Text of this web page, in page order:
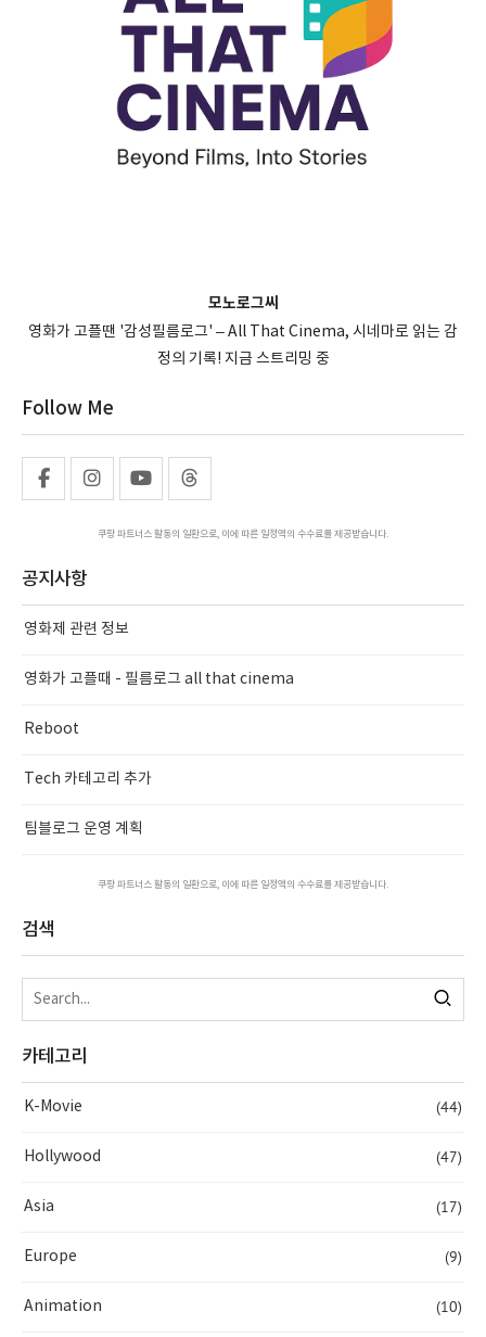
모노로그씨
영화가 고플땐 '감성필름로그' – All That Cinema, 시네마로 읽는 감
정의 기록! 지금 스트리밍 중
Follow Me
쿠팡 파트너스 활동의 일환으로, 이에 따른 일정액의 수수료를 제공받습니다.
공지사항
영화제 관련 정보
영화가 고플때 - 필름로그 all that cinema
Reboot
Tech 카테고리 추가
팀블로그 운영 계획
쿠팡 파트너스 활동의 일환으로, 이에 따른 일정액의 수수료를 제공받습니다.
검색
카테고리
K-Movie (44)
Hollywood (47)
Asia (17)
Europe (9)
Animation (10)